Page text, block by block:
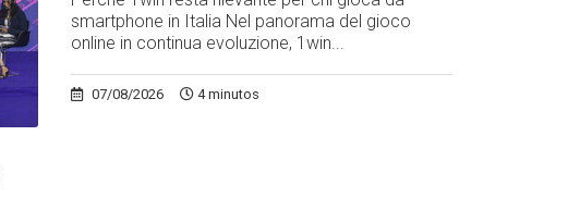
smartphone in Italia Nel panorama del gioco
online in continua evoluzione, 1win...
07/08/2026 4 minutos